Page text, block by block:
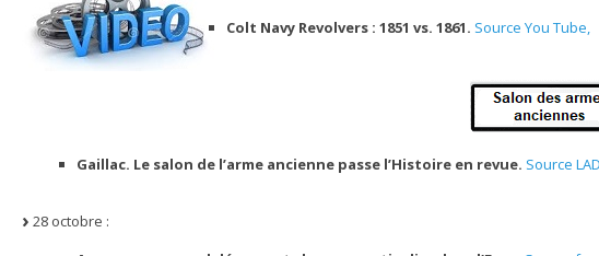
Colt Navy Revolvers : 1851 vs. 1861. Source You Tube,
Gaillac. Le salon de l’arme ancienne passe l’Histoire en revue. Source
28 octobre :